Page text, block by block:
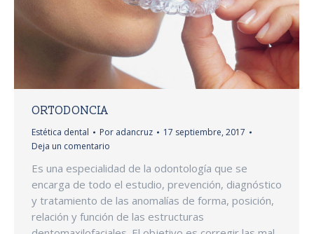
ORTODONCIA
Estética dental Por adancruz
17 septiembre, 2017
Deja un comentario
Es una especialidad de la odontología que se
encarga de todo el estudio, prevención, diagnóstico
y tratamiento de las anomalías de forma, posición,
relación y función de las estructuras